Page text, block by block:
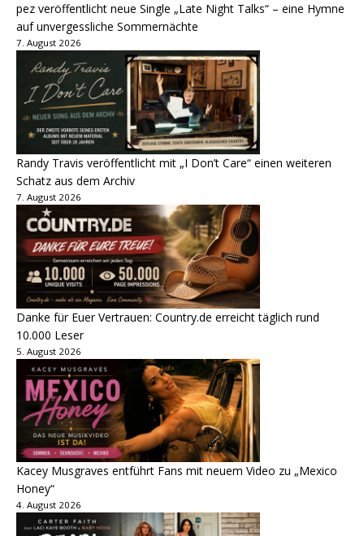
pez veröffentlicht neue Single „Late Night Talks“ – eine Hymne
auf unvergessliche Sommernächte
7. August 2026
Randy Travis veröffentlicht mit „I Don’t Care“ einen weiteren
Schatz aus dem Archiv
7. August 2026
Danke für Euer Vertrauen: Country.de erreicht täglich rund
10.000 Leser
5. August 2026
Kacey Musgraves entführt Fans mit neuem Video zu „Mexico
Honey“
4. August 2026